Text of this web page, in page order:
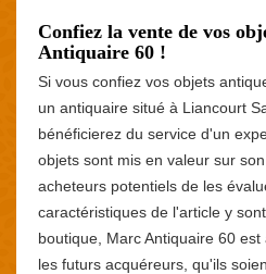
Confiez la vente de vos
Antiquaire 60 !
Si vous confiez vos objets
un antiquaire situé à Liancourt
bénéficierez du service d'un
objets sont mis en valeur sur
acheteurs potentiels de les
caractéristiques de l'article y
boutique, Marc Antiquaire 60
les futurs acquéreurs, qu'ils